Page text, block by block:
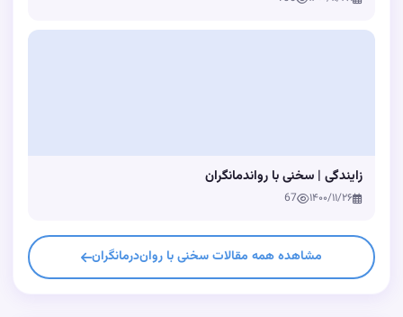
زایندگی | سخنی با رواندمانگران
۱۴۰۰/۱۱/۲۶ 67
مشاهده همه مقالات سخنی با روان‌درمانگران